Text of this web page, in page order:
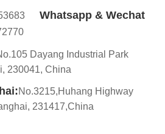
Whatsapp & Wechat
Dayang Industrial Park
230041, China
No.3215,Huhang Highway
231417,China